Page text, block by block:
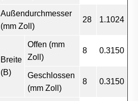
Außendurchmesser
(mm Zoll)
28 1.1024
Breite
(B)
Offen (mm
Zoll)
8 0.3150
Geschlossen
(mm Zoll)
8 0.3150